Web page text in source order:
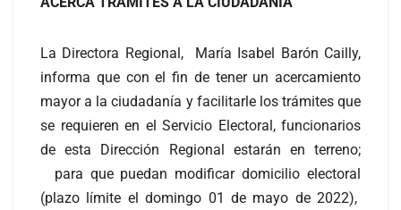
La Directora Regional, María Isabel Barón Cailly,
informa que con el fin de tener un acercamiento
mayor a la ciudadanía y facilitarle los trámites que
se requieren en el Servicio Electoral, funcionarios
de esta Dirección Regional estarán en terreno;
para que puedan modificar domicilio electoral
(plazo límite el domingo 01 de mayo de 2022),